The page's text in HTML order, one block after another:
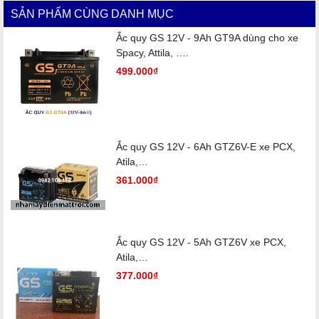
SẢN PHẨM CÙNG DANH MỤC
Ắc quy GS 12V - 9Ah GT9A dùng cho xe
Spacy, Attila, ….
499.000₫
Ắc quy GS 12V - 6Ah GTZ6V-E xe PCX,
Atila,…
361.000₫
Ắc quy GS 12V - 5Ah GTZ6V xe PCX,
Atila,…
377.000₫